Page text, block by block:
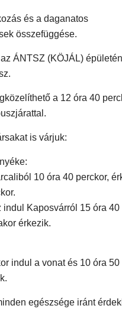
és a daganatos
összefüggése.
ÁNTSZ (KÖJÁL)
a 12 óra 40
is várjuk:
10 óra 40 perckor,
indul Kaposvárról 15 óra 40
érkezik.
indul a vonat és 10 óra 50
egészsége iránt